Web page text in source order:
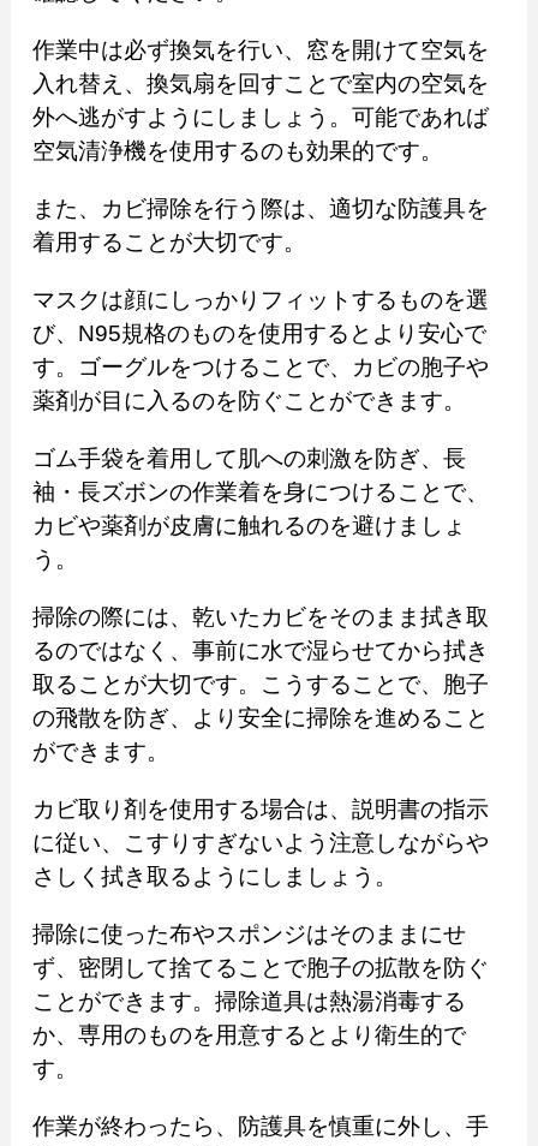
作業中は必ず換気を行い、窓を開けて空気を
入れ替え、換気扇を回すことで室内の空気を
外へ逃がすようにしましょう。可能であれば
空気清浄機を使用するのも効果的です。
また、カビ掃除を行う際は、適切な防護具を
着用することが大切です。
マスクは顔にしっかりフィットするものを選
び、N95規格のものを使用するとより安心で
す。ゴーグルをつけることで、カビの胞子や
薬剤が目に入るのを防ぐことができます。
ゴム手袋を着用して肌への刺激を防ぎ、長
袖・長ズボンの作業着を身につけることで、
カビや薬剤が皮膚に触れるのを避けましょ
う。
掃除の際には、乾いたカビをそのまま拭き取
るのではなく、事前に水で湿らせてから拭き
取ることが大切です。こうすることで、胞子
の飛散を防ぎ、より安全に掃除を進めること
ができます。
カビ取り剤を使用する場合は、説明書の指示
に従い、こすりすぎないよう注意しながらや
さしく拭き取るようにしましょう。
掃除に使った布やスポンジはそのままにせ
ず、密閉して捨てることで胞子の拡散を防ぐ
ことができます。掃除道具は熱湯消毒する
か、専用のものを用意するとより衛生的で
す。
作業が終わったら、防護具を慎重に外し、手